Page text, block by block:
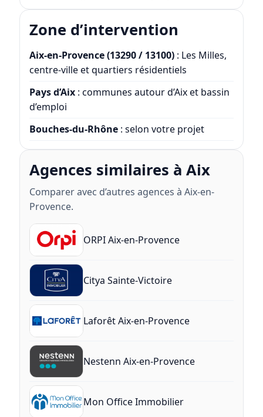
Zone d’intervention
Aix-en-Provence (13290 / 13100): Les Milles,
centre-ville et quartiers résidentiels
Pays d’Aix: communes autour d’Aix et bassin
d’emploi
Bouches-du-Rhône: selon votre projet
Agences similaires à Aix
Comparer avec d’autres agences à Aix-en-
Provence.
ORPI Aix-en-Provence
Citya Sainte-Victoire
Laforêt Aix-en-Provence
Nestenn Aix-en-Provence
Mon Office Immobilier